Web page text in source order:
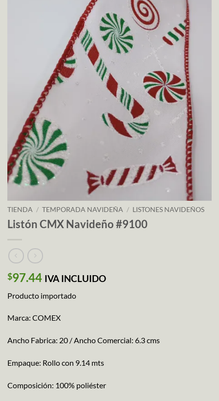
TIENDA / TEMPORADA NAVIDEÑA / LISTONES NAVIDEÑOS
Listón CMX Navideño #9100
$97.44 IVA INCLUIDO
Producto importado
Marca: COMEX
Ancho Fabrica: 20 / Ancho Comercial: 6.3 cms
Empaque: Rollo con 9.14 mts
Composición: 100% poliéster